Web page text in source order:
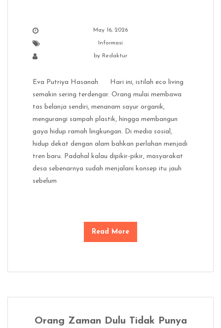
May 16, 2026
Informasi
by Redaktur
Eva Putriya Hasanah Hari ini, istilah eco living
semakin sering terdengar. Orang mulai membawa
tas belanja sendiri, menanam sayur organik,
mengurangi sampah plastik, hingga membangun
gaya hidup ramah lingkungan. Di media sosial,
hidup dekat dengan alam bahkan perlahan menjadi
tren baru. Padahal kalau dipikir-pikir, masyarakat
desa sebenarnya sudah menjalani konsep itu jauh
sebelum
Read More
Orang Zaman Dulu Tidak Punya